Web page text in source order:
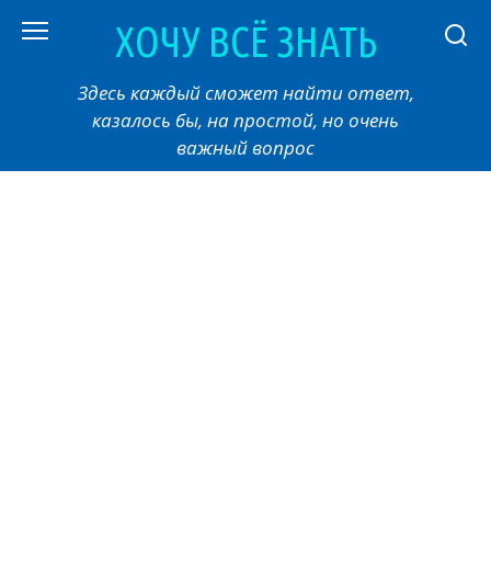
ХОЧУ ВСЁ ЗНАТЬ
Здесь каждый сможет найти ответ,
казалось бы, на простой, но очень
важный вопрос